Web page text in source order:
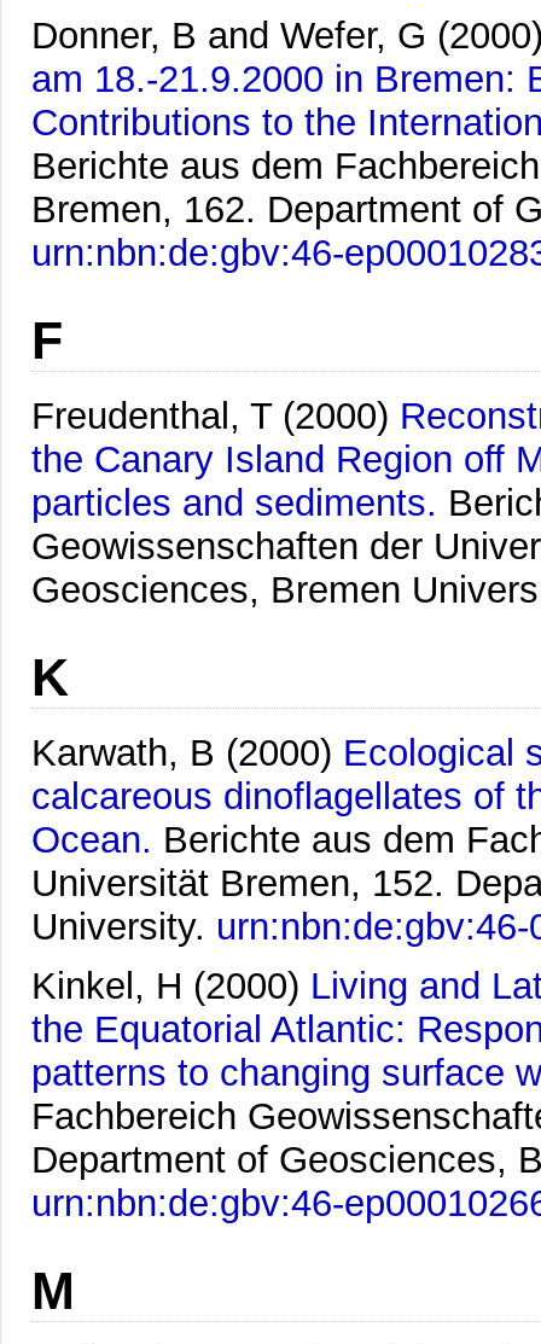
Donner, B and Wefer, G
am 18.-21.9.2000 in Bremen:
Contributions to the
Berichte aus dem
Bremen, 162. Department of
urn:nbn:de:gbv:46-
F
Freudenthal, T (2000)
the Canary Island Region off
particles and sediments.
Geowissenschaften der
Geosciences, Bremen
K
Karwath, B (2000) Ecological
calcareous dinoflagellates of
Ocean. Berichte aus dem
Universität Bremen, 152.
University.
Kinkel, H (2000) Living and
the Equatorial Atlantic:
patterns to changing surface
Fachbereich
Department of Geosciences,
urn:nbn:de:gbv:46-
M